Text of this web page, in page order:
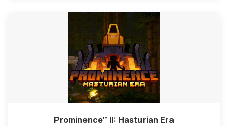
Prominence™ II: Hasturian Era